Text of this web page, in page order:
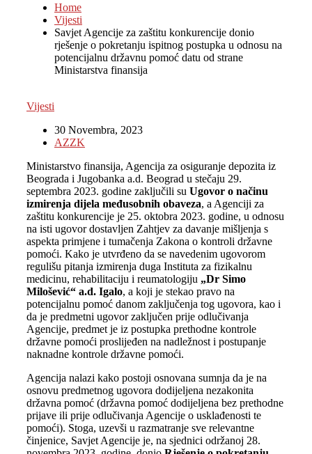
Home
Vijesti
Savjet Agencije za zaštitu konkurencije donio
rješenje o pokretanju ispitnog postupka u odnosu na
potencijalnu državnu pomoć datu od strane
Ministarstva finansija
Vijesti
30 Novembra, 2023
AZZK
Ministarstvo finansija, Agencija za osiguranje depozita iz
Beograda i Jugobanka a.d. Beograd u stečaju 29.
septembra 2023. godine zaključili su Ugovor o načinu
izmirenja dijela međusobnih obaveza, a Agenciji za
zaštitu konkurencije je 25. oktobra 2023. godine, u odnosu
na isti ugovor dostavljen Zahtjev za davanje mišljenja s
aspekta primjene i tumačenja Zakona o kontroli državne
pomoći. Kako je utvrđeno da se navedenim ugovorom
regulišu pitanja izmirenja duga Instituta za fizikalnu
medicinu, rehabilitaciju i reumatologiju „Dr Simo
Milošević“ a.d. Igalo, a koji je stekao pravo na
potencijalnu pomoć danom zaključenja tog ugovora, kao i
da je predmetni ugovor zaključen prije odlučivanja
Agencije, predmet je iz postupka prethodne kontrole
državne pomoći proslijeđen na nadležnost i postupanje
naknadne kontrole državne pomoći.
Agencija nalazi kako postoji osnovana sumnja da je na
osnovu predmetnog ugovora dodijeljena nezakonita
državna pomoć (državna pomoć dodijeljena bez prethodne
prijave ili prije odlučivanja Agencije o usklađenosti te
pomoći). Stoga, uzevši u razmatranje sve relevantne
činjenice, Savjet Agencije je, na sjednici održanoj 28.